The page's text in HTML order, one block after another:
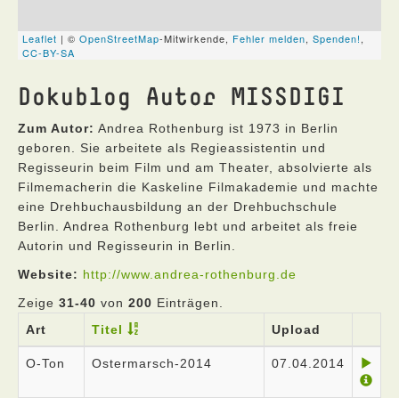
Dokublog Autor MISSDIGI
Zum Autor: Andrea Rothenburg ist 1973 in Berlin
geboren. Sie arbeitete als Regieassistentin und
Regisseurin beim Film und am Theater, absolvierte als
Filmemacherin die Kaskeline Filmakademie und machte
eine Drehbuchausbildung an der Drehbuchschule
Berlin. Andrea Rothenburg lebt und arbeitet als freie
Autorin und Regisseurin in Berlin.
Website: http://www.andrea-rothenburg.de
Zeige 31-40 von 200 Einträgen.
Art
Titel Upload
O-Ton Ostermarsch-2014 07.04.2014